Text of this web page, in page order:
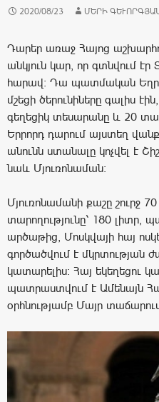
2020/08/23 ՄԵՐԻ
Դարեր առաջ Հայոց
անկյուն կար, որ գտնվում էր
հարավ: Դա պատմական
մշեցի ծերունիները գալիս
գեղեցիկ տեսարանը և 20
Երրորդ դարում այստեղ
անունն ստանալը կոչվել է
նաև Մյուռոնաման:
Մյուռոնամանի քաշը շուրջ
տարողությունը՝ 180
արծաթից, Մոսկվայի հայ
գործածվում է մկրտության
կատարելիս։ Հայ եկեղեցու
պատրաստվում է Ամենայն
օրհնությամբ Մայր